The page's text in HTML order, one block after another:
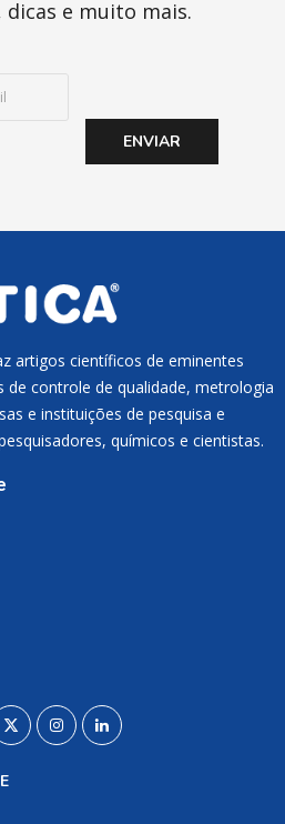
dicas e muito mais.
ENVIAR
artigos científicos de eminentes
de controle de qualidade, metrologia
e instituições de pesquisa e
químicos e cientistas.